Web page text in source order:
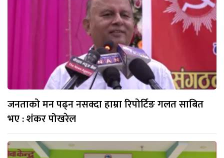
जनताको मन पढ्न नसक्दा हाम्रा रिपोर्टिङ गलत साबित
भए : शंकर पोखरेल